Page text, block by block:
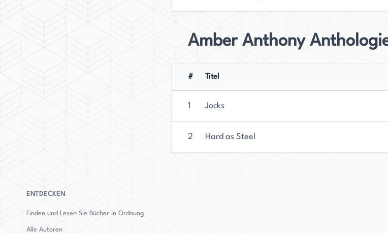
Amber Anthony
# Titel
1 Jocks
2 Hard as Steel
ENTDECKEN
Finden und Lesen Sie Bücher in Ordnung
Alle Autoren